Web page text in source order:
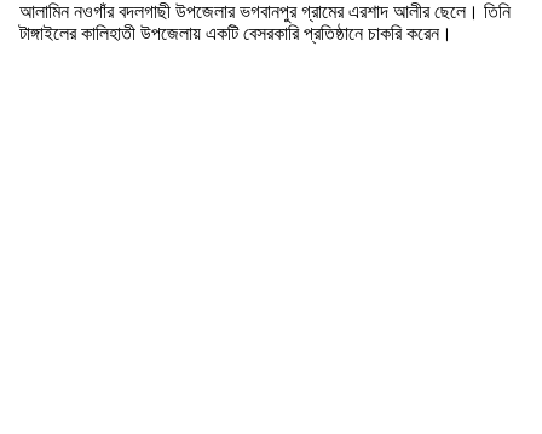
আলামিন নওগাঁর বদলগাছী উপজেলার ভগবানপুর গ্রামের এরশাদ আলীর ছেলে। তিনি
টাঙ্গাইলের কালিহাতী উপজেলায় একটি বেসরকারি প্রতিষ্ঠানে চাকরি করেন।